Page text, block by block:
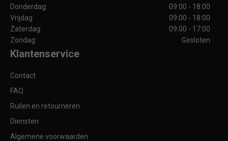
Donderdag:
09:00 - 18:00
Vrijdag
09:00 - 18:00
Zaterdag:
09:00 - 17:00
Zondag:
Gesloten
Klantenservice
Contact
FAQ
Ruilen en retourneren
Diensten
Algemene voorwaarden